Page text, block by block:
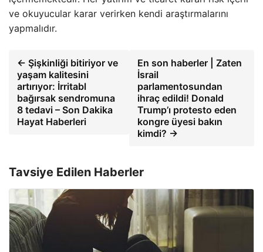
ve okuyucular karar verirken kendi araştırmalarını
yapmalıdır.
← Şişkinliği bitiriyor ve
yaşam kalitesini
artırıyor: İrritabl
bağırsak sendromuna
8 tedavi – Son Dakika
Hayat Haberleri
En son haberler | Zaten
İsrail
parlamentosundan
ihraç edildi! Donald
Trump’ı protesto eden
kongre üyesi bakın
kimdi? →
Tavsiye Edilen Haberler